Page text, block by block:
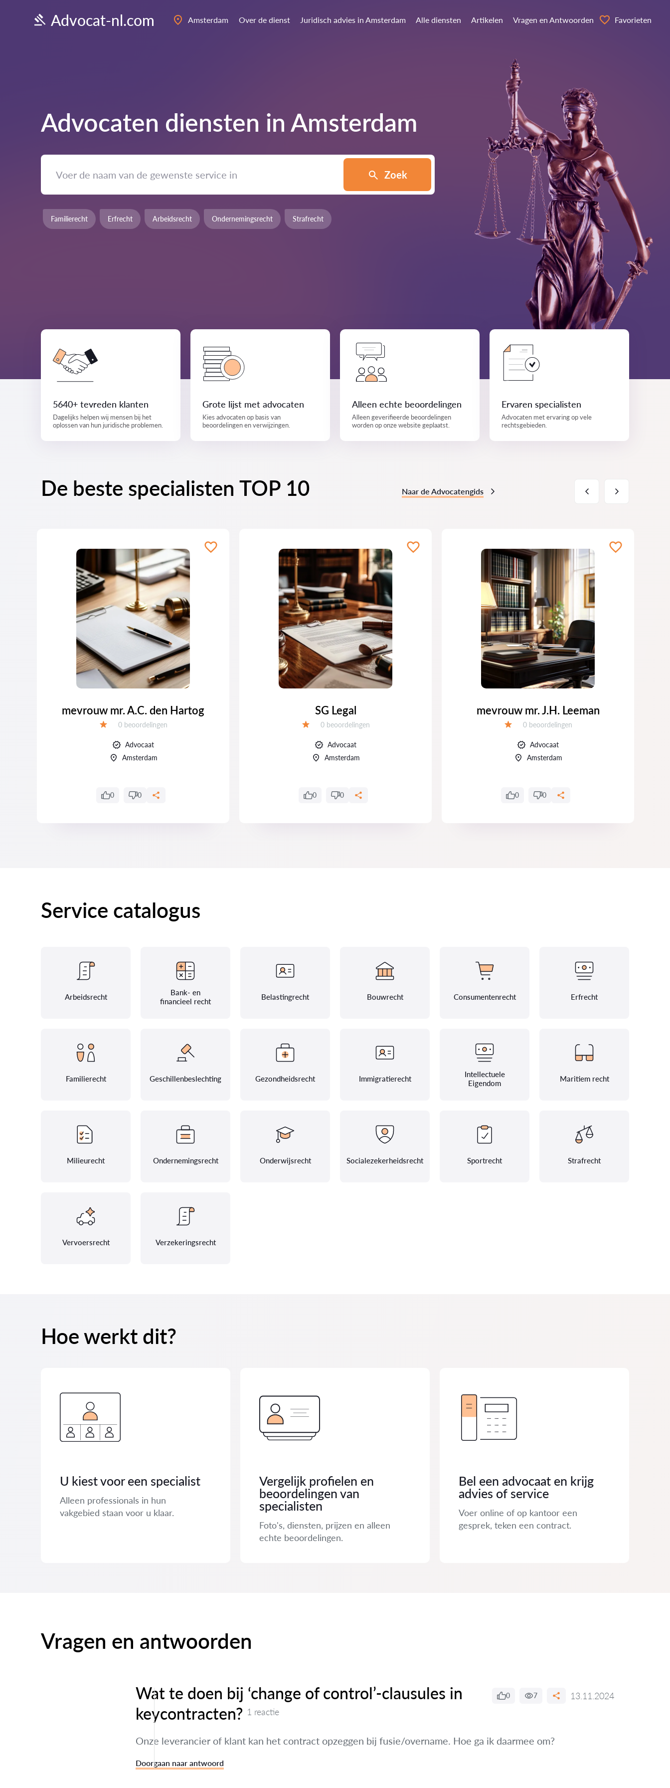
Advocat-nl.com Amsterdam Over de dienst Juridisch advies in Amsterdam Alle diensten Artikelen Vragen en Antwoorden Favorieten
Advocaten diensten in Amsterdam
Zoek
Familierecht Erfrecht Arbeidsrecht Ondernemingsrecht Strafrecht
5640+ tevreden klanten
Dagelijks helpen wij mensen bij het
oplossen van hun juridische problemen.
Grote lijst met advocaten
Kies advocaten op basis van
beoordelingen en verwijzingen.
Alleen echte beoordelingen
Alleen geverifieerde beoordelingen
worden op onze website geplaatst.
Ervaren specialisten
Advocaten met ervaring op vele
rechtsgebieden.
De beste specialisten TOP 10 Naar de Advocatengids
mevrouw mr. A.C. den Hartog
Getuigenissen:
0 beoordelingen
Advocaat
Amsterdam
0 0
SG Legal
Getuigenissen:
0 beoordelingen
Advocaat
Amsterdam
0 0
mevrouw mr. J.H. Leeman
Getuigenissen:
0 beoordelingen
Advocaat
Amsterdam
0 0
Service catalogus
Arbeidsrecht
Bank- en
financieel recht
Belastingrecht Bouwrecht Consumentenrecht Erfrecht
Familierecht Geschillenbeslechting Gezondheidsrecht Immigratierecht
Intellectuele
Eigendom
Maritiem recht
Milieurecht Ondernemingsrecht Onderwijsrecht Socialezekerheidsrecht Sportrecht Strafrecht
Vervoersrecht Verzekeringsrecht
Hoe werkt dit?
U kiest voor een specialist
Alleen professionals in hun
vakgebied staan ​​voor u klaar.
Vergelijk profielen en
beoordelingen van
specialisten
Foto's, diensten, prijzen en alleen
echte beoordelingen.
Bel een advocaat en krijg
advies of service
Voer online of op kantoor een
gesprek, teken een contract.
Vragen en antwoorden
Wat te doen bij ‘change of control’-clausules in
keycontracten? 1 reactie
0 7 13.11.2024
Onze leverancier of klant kan het contract opzeggen bij fusie/overname. Hoe ga ik daarmee om?
Doorgaan naar antwoord